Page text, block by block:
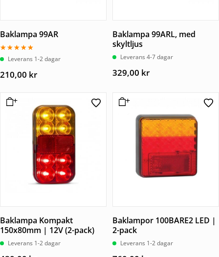
Baklampa 99AR
Betygsatt
5.00Leverans 1-2 dagar
210,00 kr
Baklampa 99ARL, med
skyltljus
Leverans 4-7 dagar
329,00 kr
Baklampa Kompakt
150x80mm | 12V (2-pack)
Leverans 1-2 dagar
Baklampor 100BARE2 LED |
2-pack
Leverans 1-2 dagar